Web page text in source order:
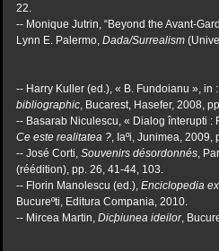
22.
-- Monique Jutrin, “Beyond the Avant-
Lynn E. Palermo, Dada/Surrealism
-- Harry Kuller (ed.), « B. Fundoianu », in :
bibliographic, Bucarest, Hasefer, 2008,
-- Basarab Niculescu, « Dialog înterupti :
Ce este realitatea ?, Iaºi, Junimea, 2009,
-- José Corti, Souvenirs désordonnés,
(réédition), pp. 26, 41-44, 103.
-- Florin Manolescu (ed.), Enciclopedia
Bucureºti, Editura Compania, 2010.
-- Mircea Martin, Dicþiunea ideilor,